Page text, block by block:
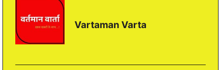
Vartaman Varta